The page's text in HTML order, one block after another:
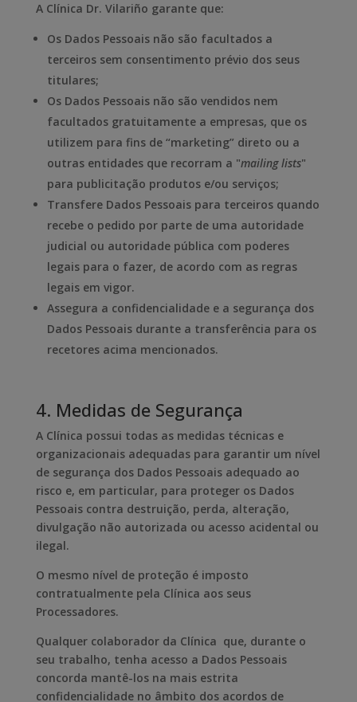
A Clínica Dr. Vilariño garante que:
Os Dados Pessoais não são facultados a
terceiros sem consentimento prévio dos seus
titulares;
Os Dados Pessoais não são vendidos nem
facultados gratuitamente a empresas, que os
utilizem para fins de “marketing” direto ou a
outras entidades que recorram a "mailing lists"
para publicitação produtos e/ou serviços;
Transfere Dados Pessoais para terceiros quando
recebe o pedido por parte de uma autoridade
judicial ou autoridade pública com poderes
legais para o fazer, de acordo com as regras
legais em vigor.
Assegura a confidencialidade e a segurança dos
Dados Pessoais durante a transferência para os
recetores acima mencionados.
4. Medidas de Segurança
A Clínica possui todas as medidas técnicas e
organizacionais adequadas para garantir um nível
de segurança dos Dados Pessoais adequado ao
risco e, em particular, para proteger os Dados
Pessoais contra destruição, perda, alteração,
divulgação não autorizada ou acesso acidental ou
ilegal.
O mesmo nível de proteção é imposto
contratualmente pela Clínica aos seus
Processadores.
Qualquer colaborador da Clínica que, durante o
seu trabalho, tenha acesso a Dados Pessoais
concorda mantê-los na mais estrita
confidencialidade no âmbito dos acordos de